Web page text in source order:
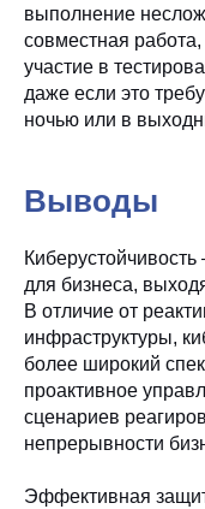
выполнение
совместная
участие в
даже если это
ночью или в
Выводы
для бизнеса,
В отличие от
инфраструктуры,
более широкий
проактивное
сценариев
непрерывности
Эффективная